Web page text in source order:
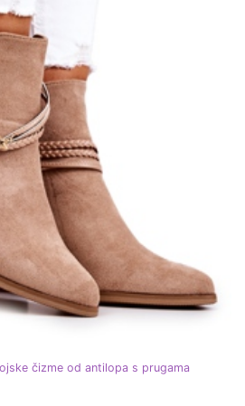
čizme od antilopa s prugama